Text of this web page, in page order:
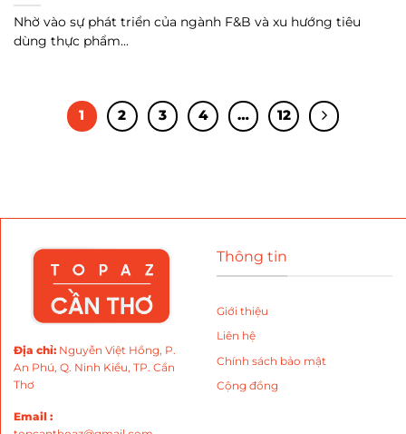
Nhờ vào sự phát triển của ngành F&B và xu hướng tiêu
dùng thực phẩm...
1 2 3 4 … 12
Địa chỉ: Nguyễn Việt Hồng, P.
An Phú, Q. Ninh Kiều, TP. Cần
Thơ
Email :
Thông tin
Giới thiệu
Liên hệ
Chính sách bảo mật
Cộng đồng